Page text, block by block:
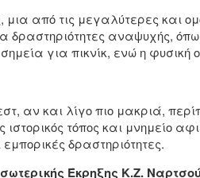
από τις μεγαλύτερες και
δραστηριότητες αναψυχής,
για πικνίκ, ενώ η φυσική
αν και λίγο πιο μακριά,
ιστορικός τόπος και μνημείο
εμπορικές δραστηριότητες.
Έκρηξης Κ.Ζ.